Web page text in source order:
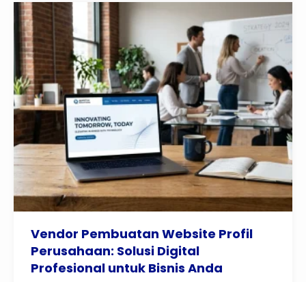
Vendor Pembuatan Website Profil
Perusahaan: Solusi Digital
Profesional untuk Bisnis Anda